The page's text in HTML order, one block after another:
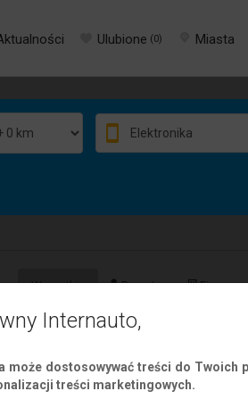
Ulubione (0) Miasta
Wszystkie Prywatne Firmowe
15 pro max Na sprzedaż
› Sprzedam
Internauto,
może dostosowywać treści do Twoich
treści marketingowych.